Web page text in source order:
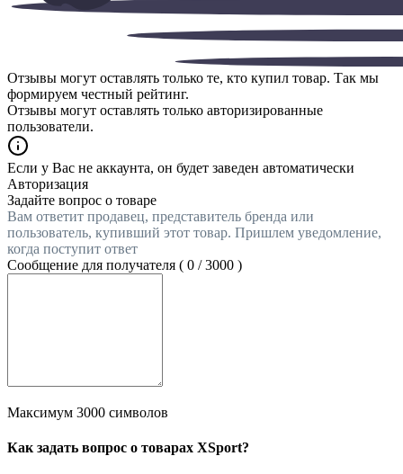
Отзывы могут оставлять только те, кто купил товар. Так мы
формируем честный рейтинг.
Отзывы могут оставлять только авторизированные
пользователи.
Если у Вас не аккаунта, он будет заведен автоматически
Авторизация
Задайте вопрос о товаре
Вам ответит продавец, представитель бренда или
пользователь, купивший этот товар. Пришлем уведомление,
когда поступит ответ
Сообщение для получателя ( 0 /3000 )
Максимум 3000 символов
Как задать вопрос о товарах XSport?